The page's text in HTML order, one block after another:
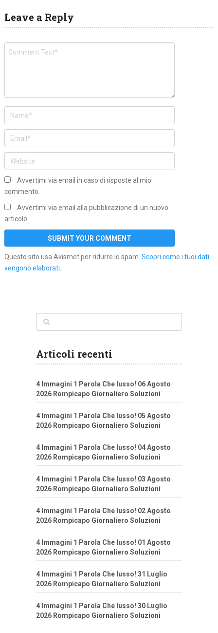
Leave a Reply
Avvertimi via email in caso di risposte al mio
commento.
Avvertimi via email alla pubblicazione di un nuovo
articolo.
Questo sito usa Akismet per ridurre lo spam. Scopri come i tuoi dati
vengono elaborati.
Articoli recenti
4 Immagini 1 Parola Che lusso! 06 Agosto
2026 Rompicapo Giornaliero Soluzioni
4 Immagini 1 Parola Che lusso! 05 Agosto
2026 Rompicapo Giornaliero Soluzioni
4 Immagini 1 Parola Che lusso! 04 Agosto
2026 Rompicapo Giornaliero Soluzioni
4 Immagini 1 Parola Che lusso! 03 Agosto
2026 Rompicapo Giornaliero Soluzioni
4 Immagini 1 Parola Che lusso! 02 Agosto
2026 Rompicapo Giornaliero Soluzioni
4 Immagini 1 Parola Che lusso! 01 Agosto
2026 Rompicapo Giornaliero Soluzioni
4 Immagini 1 Parola Che lusso! 31 Luglio
2026 Rompicapo Giornaliero Soluzioni
4 Immagini 1 Parola Che lusso! 30 Luglio
2026 Rompicapo Giornaliero Soluzioni